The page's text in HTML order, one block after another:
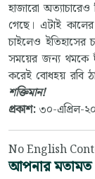
হাজারো
গেছে।এটাই
চাইলেও
সময়ের জন্য থমকে
করেই বোধহয় রবি
শক্তিমান!
প্রকাশ: ৩০-এপ্রিল-
No English
আপনার মতামত